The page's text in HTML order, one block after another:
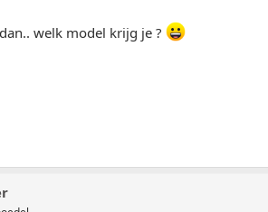
welk model krijg je ?